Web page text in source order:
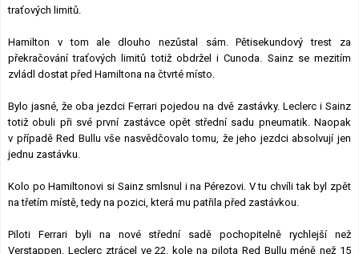
traťových limitů.
Hamilton v tom ale dlouho nezůstal sám. Pětisekundový trest za
překračování traťových limitů totiž obdržel i Cunoda. Sainz se mezitím
zvládl dostat před Hamiltona na čtvrté místo.
Bylo jasné, že oba jezdci Ferrari pojedou na dvě zastávky. Leclerc i Sainz
totiž obuli při své první zastávce opět střední sadu pneumatik. Naopak
v případě Red Bullu vše nasvědčovalo tomu, že jeho jezdci absolvují jen
jednu zastávku.
Kolo po Hamiltonovi si Sainz smlsnul i na Pérezovi. V tu chvíli tak byl zpět
na třetím místě, tedy na pozici, která mu patřila před zastávkou.
Piloti Ferrari byli na nové střední sadě pochopitelně rychlejší než
Verstappen. Leclerc ztrácel ve 22. kole na pilota Red Bullu méně než 15